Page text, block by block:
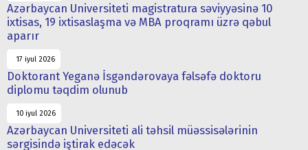
Azərbaycan Universiteti magistratura səviyyəsinə 10
ixtisas, 19 ixtisaslaşma və MBA proqramı üzrə qəbul
aparır
17 iyul 2026
Doktorant Yeganə İsgəndərovaya fəlsəfə doktoru
diplomu təqdim olunub
10 iyul 2026
Azərbaycan Universiteti ali təhsil müəssisələrinin
sərgisində iştirak edəcək